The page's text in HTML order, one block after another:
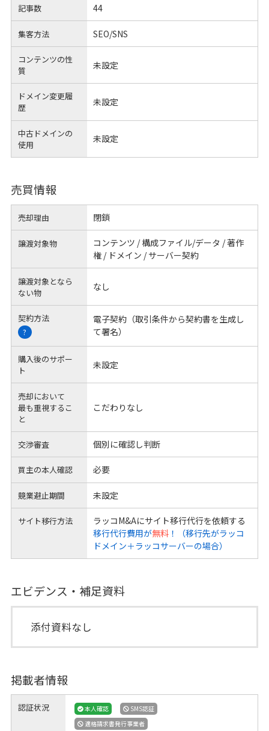
記事数 44
集客方法 SEO/SNS
コンテンツの性
質
未設定
ドメイン変更履
歴
未設定
中古ドメインの
使用
未設定
売買情報
売却理由 閉鎖
譲渡対象物
コンテンツ / 構成ファイル/データ / 著作
権 / ドメイン / サーバー契約
譲渡対象となら
ない物
なし
契約方法
?
電子契約（取引条件から契約書を生成し
て署名）
購入後のサポー
ト
未設定
売却において
最も重視するこ
と
こだわりなし
交渉審査 個別に確認し判断
買主の本人確認 必要
競業避止期間 未設定
サイト移行方法
ラッコM&Aにサイト移行代行を依頼する
移行代行費用が無料！（移行先がラッコ
ドメイン＋ラッコサーバーの場合）
エビデンス・補足資料
添付資料なし
掲載者情報
認証状況 本人確認
SMS認証
適格請求書発行事業者